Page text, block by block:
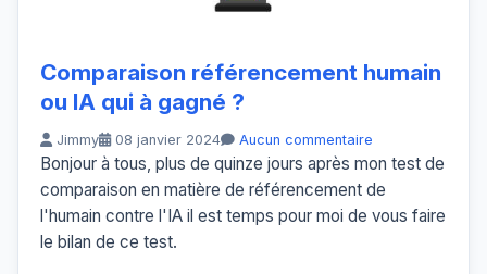
Comparaison référencement humain
ou IA qui à gagné ?
Jimmy 08 janvier 2024 Aucun commentaire
Bonjour à tous, plus de quinze jours après mon test de
comparaison en matière de référencement de
l'humain contre l'IA il est temps pour moi de vous faire
le bilan de ce test.